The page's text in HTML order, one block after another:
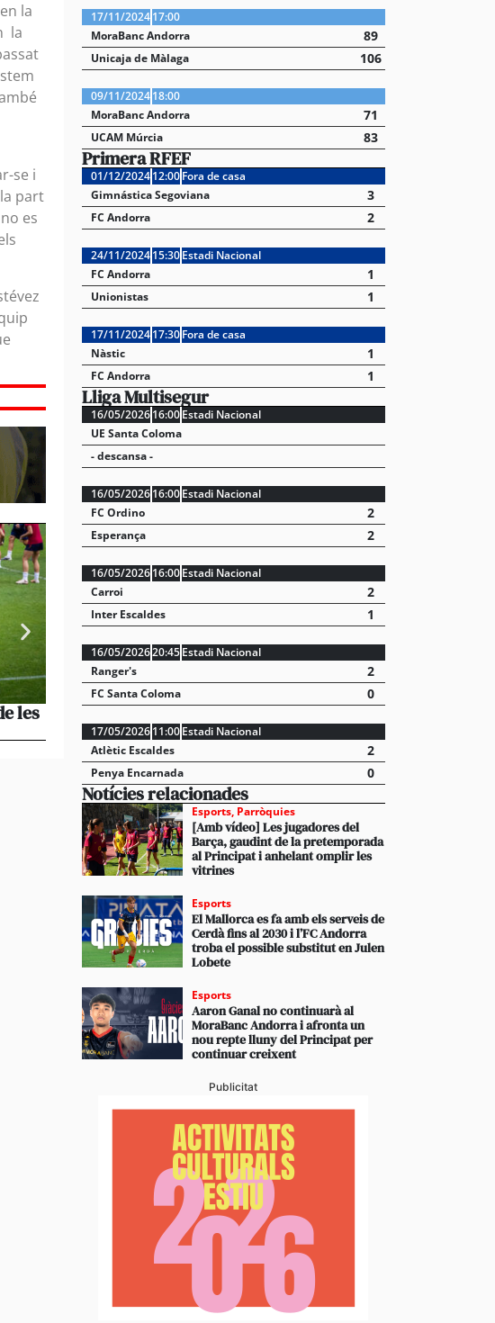
la
la
se i
part
es
les La pèrdua de presència del català en el sector turístic
més les queixes de residents i visitants
17/11/2024 17:00
MoraBanc Andorra
89
Unicaja de Màlaga 106
09/11/2024 18:00
MoraBanc Andorra
71
UCAM Múrcia 83
Primera RFEF
01/12/2024 12:00 Fora de casa
Gimnástica Segoviana
3
FC Andorra 2
24/11/2024 15:30 Estadi Nacional
FC Andorra
1
Unionistas 1
17/11/2024 17:30 Fora de casa
Nàstic
1
FC Andorra 1
Lliga Multisegur
16/05/2026 16:00 Estadi Nacional
UE Santa Coloma
- descansa -
16/05/2026 16:00 Estadi Nacional
FC Ordino
2
Esperança 2
16/05/2026 16:00 Estadi Nacional
Carroi
2
Inter Escaldes 1
16/05/202620:45 Estadi Nacional
Ranger's
2
FC Santa Coloma 0
17/05/2026 11:00 Estadi Nacional
Atlètic Escaldes
2
Penya Encarnada 0
Notícies relacionades
Esports, Parròquies
[Amb vídeo] Les jugadores del
Barça, gaudint de la pretemporada
al Principat i anhelant omplir les
vitrines
Esports
El Mallorca es fa amb els serveis de
Cerdà fins al 2030 i l’FC Andorra
troba el possible substitut en Julen
Lobete
Esports
Aaron Ganal no continuarà al
MoraBanc Andorra i afronta un
nou repte lluny del Principat per
continuar creixent
Publicitat